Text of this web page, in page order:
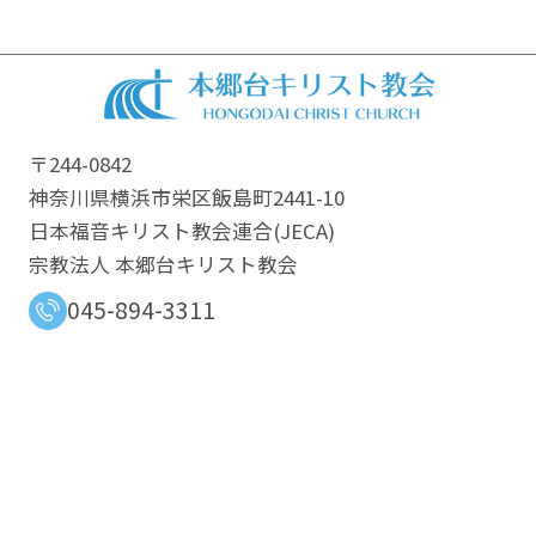
〒244-0842
神奈川県横浜市栄区飯島町2441-10
日本福音キリスト教会連合​(JECA)
宗教法人 本郷台キリスト教会
045-894-3311